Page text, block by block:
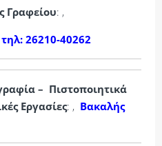
Γραφείου: ,
26210-40262
– Πιστοποιητικά
Εργασίες: , Βακαλής